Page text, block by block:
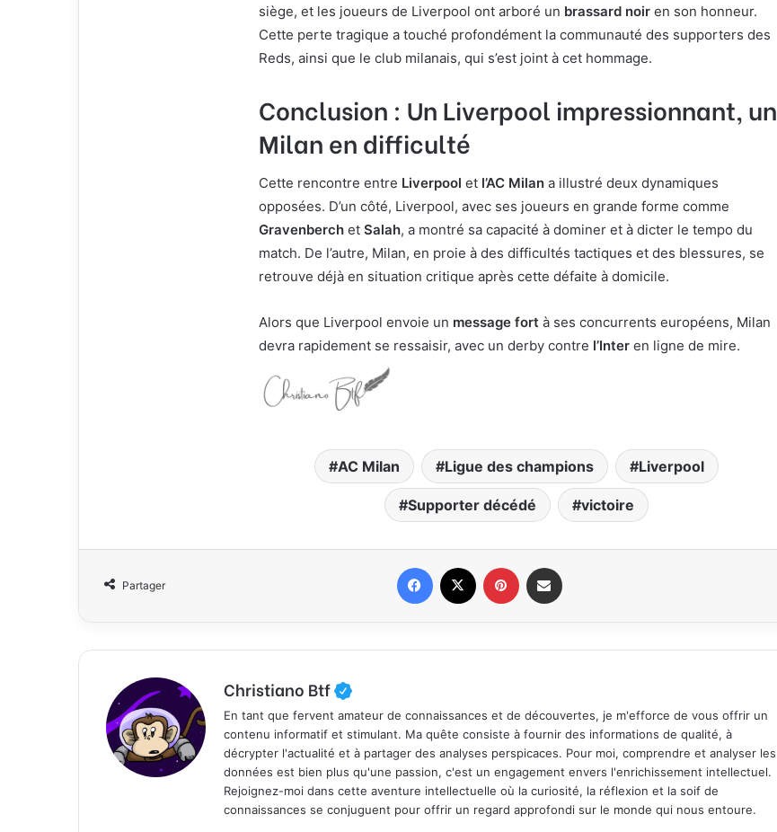
siège, et les joueurs de Liverpool ont arboré un brassard noir en son honneur.
Cette perte tragique a touché profondément la communauté des supporters des
Reds, ainsi que le club milanais, qui s’est joint à cet hommage.
Conclusion : Un Liverpool impressionnant, un
Milan en difficulté
Cette rencontre entre Liverpool et l’AC Milan a illustré deux dynamiques
opposées. D’un côté, Liverpool, avec ses joueurs en grande forme comme
Gravenberch et Salah, a montré sa capacité à dominer et à dicter le tempo du
match. De l’autre, Milan, en proie à des difficultés tactiques et des blessures, se
retrouve déjà en situation critique après cette défaite à domicile.
Alors que Liverpool envoie un message fort à ses concurrents européens, Milan
devra rapidement se ressaisir, avec un derby contre l’Inter en ligne de mire.
AC Milan Ligue des champions Liverpool
Supporter décédé victoire
Partager
Christiano Btf
En tant que fervent amateur de connaissances et de découvertes, je m'efforce de vous offrir un
contenu informatif et stimulant. Ma quête consiste à fournir des informations de qualité, à
décrypter l'actualité et à partager des analyses perspicaces. Pour moi, comprendre et analyser les
données est bien plus qu'une passion, c'est un engagement envers l'enrichissement intellectuel.
Rejoignez-moi dans cette aventure intellectuelle où la curiosité, la réflexion et la soif de
connaissances se conjuguent pour offrir un regard approfondi sur le monde qui nous entoure.